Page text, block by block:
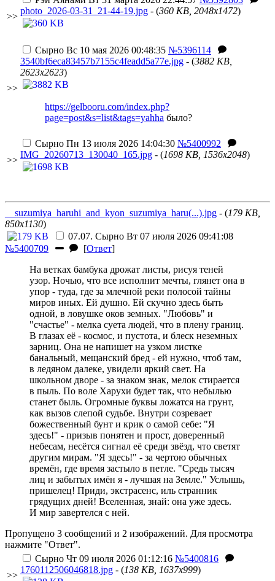
>>
photo_2026-03-31_21-44-19.jpg - (360 KB, 2048x1472)
>>
Сырно Вс 10 мая 2026 00:48:35 №5396114
3540bf6eca83457b7155c4feadd5a77e.jpg - (3882 KB,
2623x2623)
https://gelbooru.com/index.php?
page=post&s=list&tags=yahha было?
>>
Сырно Пн 13 июля 2026 14:04:30 №5400992
IMG_20260713_130040_165.jpg - (1698 KB, 1536x2048)
__suzumiya_haruhi_and_kyon_suzumiya_haru(...).jpg - (179 KB,
850x1130)
07.07. Сырно Вт 07 июля 2026 09:41:08
№5400709
[Ответ]
На ветках бамбука дрожат листы, рисуя теней
узор. Ночью, что все исполнит мечты, глянет она в
упор - туда, где за млечной реки полосой тайны
миров иных. Ей душно. Ей скучно здесь быть
одной, в ловушке оков земных. "Любовь" и
"счастье" - мелка суета людей, что в плену границ.
В глазах её - космос, и пустота, и блеск неземных
зарниц. Она не напишет на узком листке
банальный, мещанский бред - ей нужно, чтоб там,
в ледяном далеке, увидели яркий свет. На
школьном дворе - за знаком знак, мелок стирается
в пыль. По воле Харухи будет так, что небылью
станет быль. Огромные буквы ложатся на грунт,
как вызов слепой судьбе. Внутри созревает
божественный бунт и крик о самой себе: "Я
здесь!" - призыв понятен и прост, доверенный
небесам, несётся сигнал её среди звёзд, что светят
другим мирам. "Я здесь!" - за чертою обычных
времён, где время застыло в петле. "Средь тысяч
лиц и забытых имён я - лучшая на Земле." Услышь,
пришелец! Приди, экстрасенс, иль странник
грядущих дней! Вселенная, знай: она уже здесь.
И мир завертелся с ней.
Пропущено 3 сообщений и 2 изображений. Для просмотра
нажмите "Ответ".
>>
Сырно Чт 09 июля 2026 01:12:16 №5400816
1760112506046818.jpg - (138 KB, 1637x999)